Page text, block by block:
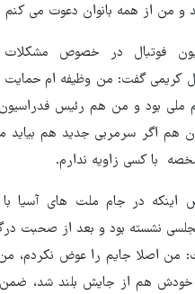
و من از همه بانوان دعوت می کنم
فوتبال در خصوص
کریمی گفت: من وظیفه ام
ملی بود و من هم رئیس
هم اگر سرمربی جدید هم
با کسی زاویه ندارم.
در جام ملت های آسیا
نشسته بود و بعد از صحبت
من اصلا جایم را عوض نکردم،
هم از جایش بلند شد، ضمن